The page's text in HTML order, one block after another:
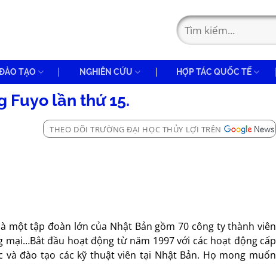
TẠO NGHIÊN CỨU HỢP TÁC QUỐC TẾ
Fuyo lần thứ 15.
THEO DÕI TRƯỜNG ĐẠI HỌC THỦY LỢI TRÊN
một tập đoàn lớn của Nhật Bản gồm 70 công ty thành viên
đầu hoạt động từ năm 1997 với các hoạt động cấp
đào tạo các kỹ thuật viên tại Nhật Bản. Họ mong muốn